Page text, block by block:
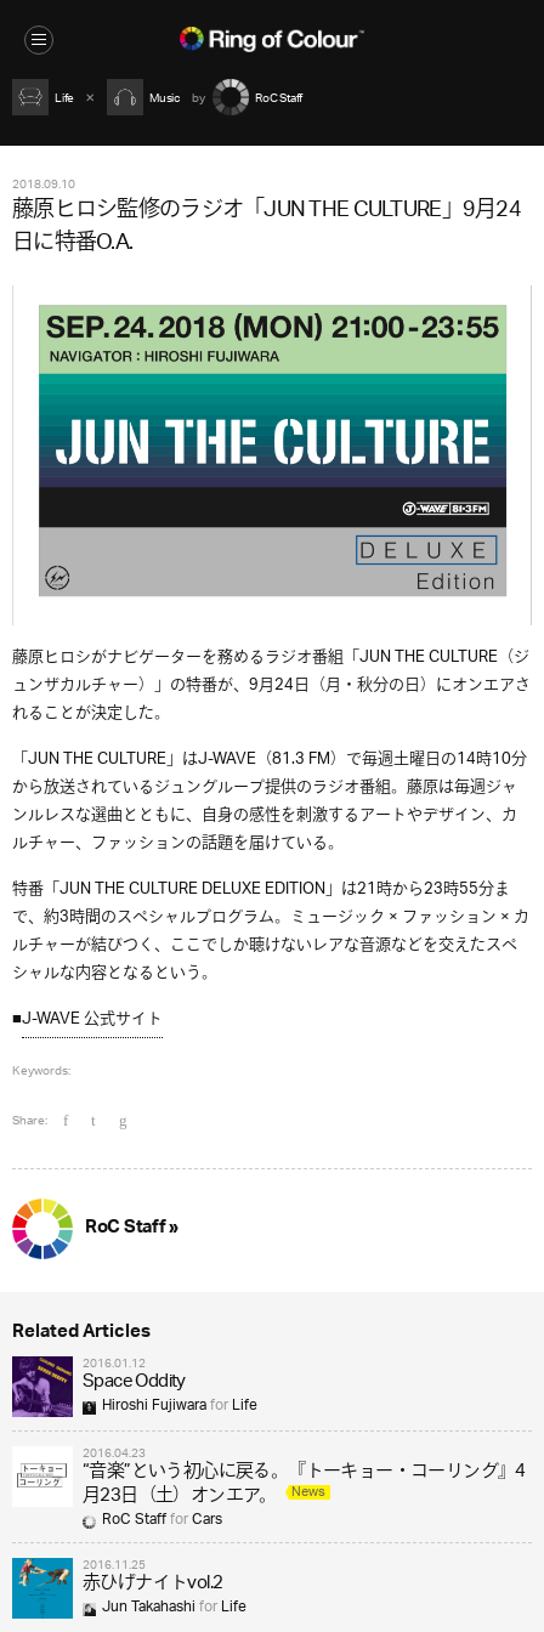
Life Music RoC Staff
2018.09.10
藤原ヒロシ監修のラジオ「JUN THE CULTURE」9月24
日に特番O.A.
藤原ヒロシがナビゲーターを務めるラジオ番組「JUN THE CULTURE（ジ
ュンザカルチャー）」の特番が、9月24日（月・秋分の日）にオンエアさ
れることが決定した。
「JUN THE CULTURE」はJ-WAVE（81.3 FM）で毎週土曜日の14時10分
から放送されているジュングループ提供のラジオ番組。藤原は毎週ジャ
ンルレスな選曲とともに、自身の感性を刺激するアートやデザイン、カ
ルチャー、ファッションの話題を届けている。
特番「JUN THE CULTURE DELUXE EDITION」は21時から23時55分ま
で、約3時間のスペシャルプログラム。ミュージック × ファッション × カ
ルチャーが結びつく、ここでしか聴けないレアな音源などを交えたスペ
シャルな内容となるという。
■J-WAVE 公式サイト
Keywords:
Share:
RoC Staff »
Related Articles
2016.01.12
Space Oddity
Hiroshi FujiwaraforLife
2016.04.23
“音楽”という初心に戻る。『トーキョー・コーリング』4
月23日（土）オンエア。 News
RoC StaffforCars
2016.11.25
赤ひげナイトvol.2
Jun TakahashiforLife